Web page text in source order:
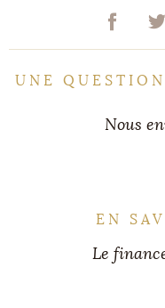
UNE
Nous
EN
Le